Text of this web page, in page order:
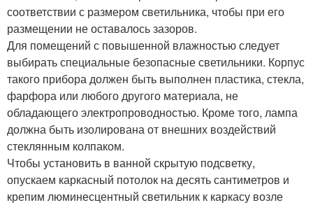
соответствии с размером светильника, чтобы при его
размещении не оставалось зазоров.
Для помещений с повышенной влажностью следует
выбирать специальные безопасные светильники. Корпус
такого прибора должен быть выполнен пластика, стекла,
фарфора или любого другого материала, не
обладающего электропроводностью. Кроме того, лампа
должна быть изолирована от внешних воздействий
стеклянным колпаком.
Чтобы установить в ванной скрытую подсветку,
опускаем каркасный потолок на десять сантиметров и
крепим люминесцентный светильник к каркасу возле